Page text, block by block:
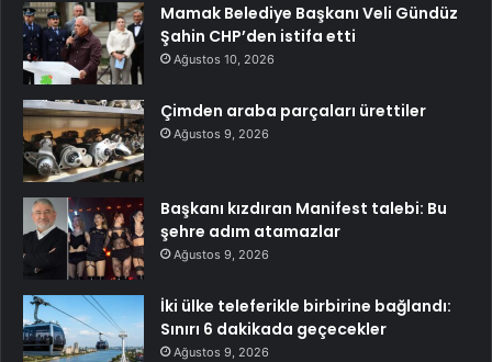
Mamak Belediye Başkanı Veli Gündüz
Şahin CHP’den istifa etti
Ağustos 10, 2026
Çimden araba parçaları ürettiler
Ağustos 9, 2026
Başkanı kızdıran Manifest talebi: Bu
şehre adım atamazlar
Ağustos 9, 2026
İki ülke teleferikle birbirine bağlandı:
Sınırı 6 dakikada geçecekler
Ağustos 9, 2026